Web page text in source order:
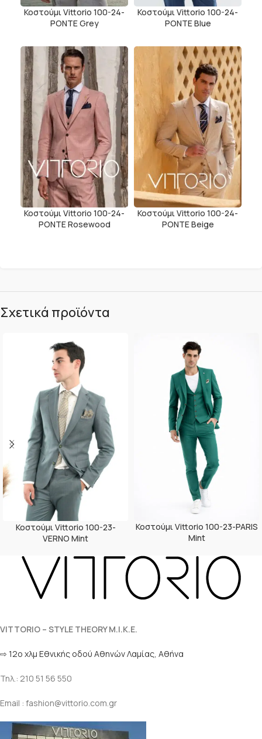
Κοστούμι Vittorio 100-24-
PONTE Grey
Κοστούμι Vittorio 100-24-
PONTE Blue
Κοστούμι Vittorio 100-24-
PONTE Rosewood
Κοστούμι Vittorio 100-24-
PONTE Beige
Σχετικά προϊόντα
Κοστούμι Vittorio 100-23-
VERNO Mint
Κοστούμι Vittorio 100-23-PARIS
Mint
VITTORIO – STYLE THEORY M.I.K.E.
⇨ 12ο χλμ Eθνικής οδού Αθηνών Λαμίας, Αθήνα
Τηλ.: 210 51 56 550
Email : fashion@vittorio.com.gr